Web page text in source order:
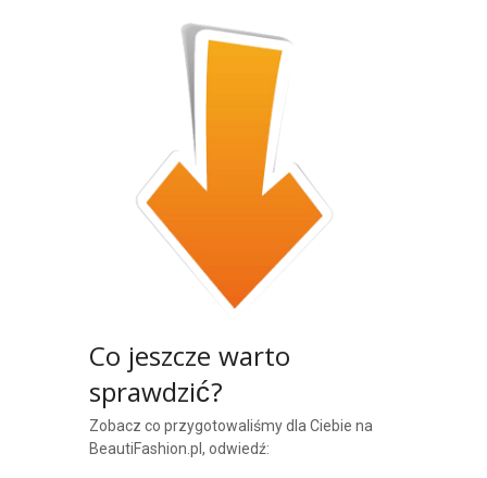
Co jeszcze warto
sprawdzić?
Zobacz co przygotowaliśmy dla Ciebie na
BeautiFashion.pl, odwiedź: